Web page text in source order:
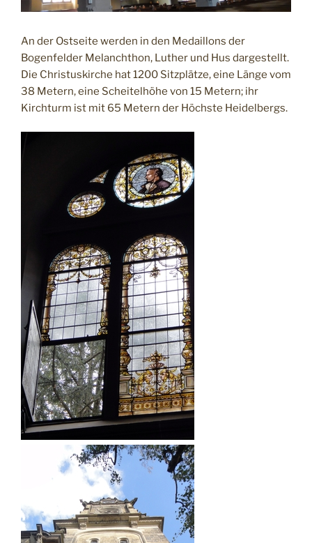
An der Ostseite werden in den Medaillons der
Bogenfelder Melanchthon, Luther und Hus dargestellt.
Die Christuskirche hat 1200 Sitzplätze, eine Länge vom
38 Metern, eine Scheitelhöhe von 15 Metern; ihr
Kirchturm ist mit 65 Metern der Höchste Heidelbergs.